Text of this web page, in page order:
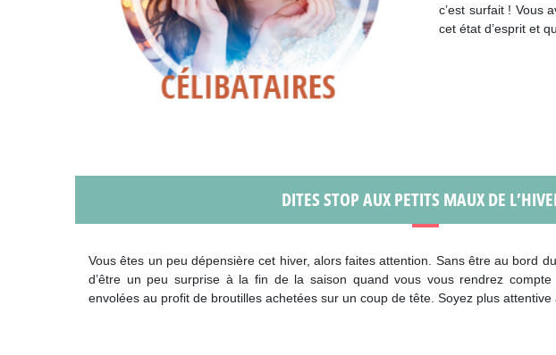
c’est surfait ! Vous
cet état d’esprit et
DITES STOP AUX PETITS MAUX DE
Vous êtes un peu dépensière cet hiver, alors faites attention. Sans être au bord
d’être un peu surprise à la fin de la saison quand vous vous rendrez
envolées au profit de broutilles achetées sur un coup de tête. Soyez plus attentive